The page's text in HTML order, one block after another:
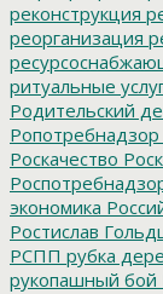
реконструкция
реорганизация
ритуальные
Родительский
Ропотребнадзор
Роскачество
экономика
Ростислав
РСПП рубка
рукопашный бой